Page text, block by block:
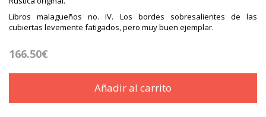
Libros malagueños no. IV. Los bordes sobresalientes de las
cubiertas levemente fatigados, pero muy buen ejemplar.
166.50€
Añadir al carrito